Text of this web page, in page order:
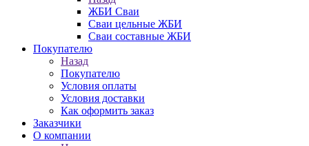
ЖБИ Сваи
Сваи цельные ЖБИ
Сваи составные ЖБИ
Покупателю
Назад
Покупателю
Условия оплаты
Условия доставки
Как оформить заказ
Заказчики
О компании